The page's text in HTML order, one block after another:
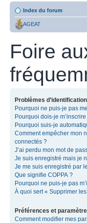
Index du forum
AGEAT
Foire
Problèmes
Pourquoi ne puis-je pas
Pourquoi dois-je
Pourquoi suis-je
Comment empêcher mon
connectés ?
J’ai perdu mon mot de
Je suis enregistré mais je
Je me suis enregistré par
Que signifie COPPA ?
Pourquoi ne puis-je pas
À quoi sert « Supprimer
Préférences et
Comment modifier mes